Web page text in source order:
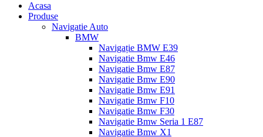
Acasa
Produse
Navigatie Auto
BMW
Navigație BMW E39
Navigatie Bmw E46
Navigatie Bmw E87
Navigatie Bmw E90
Navigatie Bmw E91
Navigatie Bmw F10
Navigatie Bmw F30
Navigatie Bmw Seria 1 E87
Navigatie Bmw X1